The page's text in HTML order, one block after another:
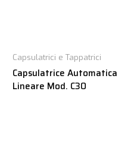
Capsulatrici e Tappatrici
Capsulatrice Automatica
Lineare Mod. C30